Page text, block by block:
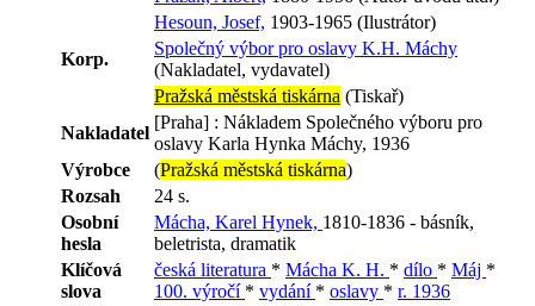
Hesoun, Josef, 1903-1965 (Ilustrátor)
Korp.
Společný výbor pro oslavy K.H. Máchy
(Nakladatel, vydavatel)
Pražská městská tiskárna (Tiskař)
Nakladatel
[Praha] : Nákladem Společného výboru pro
oslavy Karla Hynka Máchy, 1936
Výrobce
(Pražská městská tiskárna)
Rozsah
24 s.
Osobní
hesla
Mácha, Karel Hynek, 1810-1836 - básník,
beletrista, dramatik
Klíčová
slova
česká literatura * Mácha K. H. * dílo * Máj *
100. výročí * vydání * oslavy * r. 1936